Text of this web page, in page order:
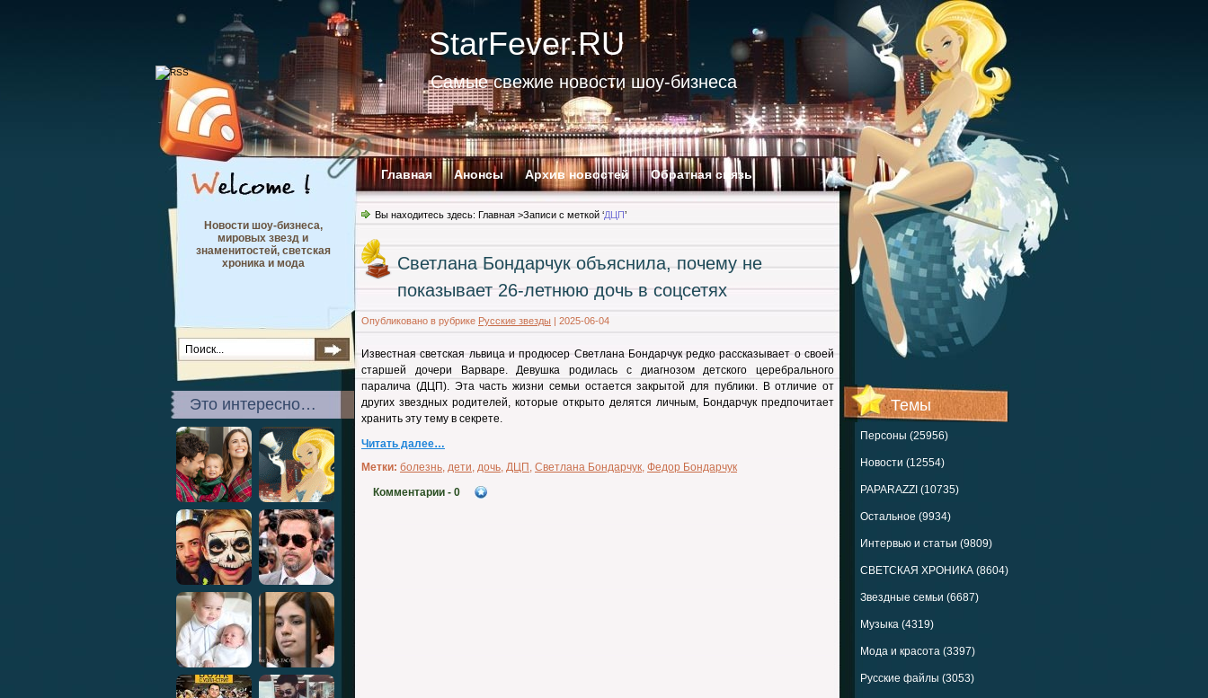
StarFever.RU
Самые свежие новости шоу-бизнеса
Главная Анонсы Архив новостей Обратная связь
Темы
Персоны (25956)
Новости (12554)
PAPARAZZI (10735)
Остальное (9934)
Интервью и статьи (9809)
СВЕТСКАЯ ХРОНИКА (8604)
Звездные семьи (6687)
Музыка (4319)
Мода и красота (3397)
Русские файлы (3053)
Новости шоу-бизнеса,
мировых звезд и
знаменитостей, светская
хроника и мода
Это интересно…
Вы находитесь здесь: Главная >Записи с меткой ‘ДЦП’
Светлана Бондарчук объяснила, почему не
показывает 26-летнюю дочь в соцсетях
Опубликовано в рубрике Русские звезды | 2025-06-04
Известная светская львица и продюсер Светлана Бондарчук редко рассказывает о своей
старшей дочери Варваре. Девушка родилась с диагнозом детского церебрального
паралича (ДЦП). Эта часть жизни семьи остается закрытой для публики. В отличие от
других звездных родителей, которые открыто делятся личным, Бондарчук предпочитает
хранить эту тему в секрете.
Читать далее…
Метки: болезнь, дети, дочь, ДЦП , Светлана Бондарчук, Федор Бондарчук
Комментарии - 0